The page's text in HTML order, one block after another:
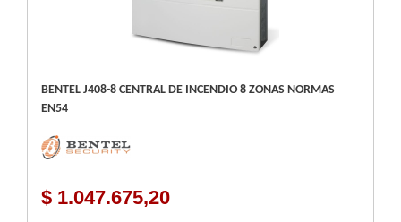
BENTEL J408-8 CENTRAL DE INCENDIO 8 ZONAS NORMAS
EN54
$ 1.047.675,20